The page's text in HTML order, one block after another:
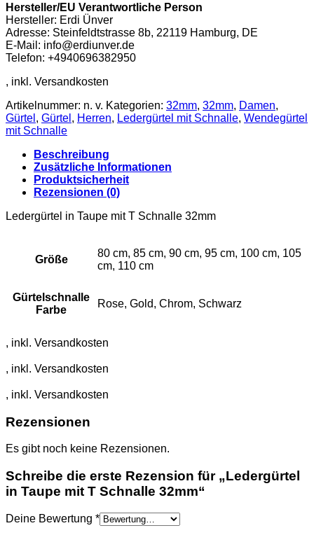
Hersteller/EU Verantwortliche Person
Hersteller: Erdi Ünver
Adresse: Steinfeldtstrasse 8b, 22119 Hamburg, DE
E-Mail: info@erdiunver.de
Telefon: +4940696382950
Artikelnummer: n. v. Kategorien: 32mm, 32mm, Damen,
Gürtel , Gürtel , Herren, Ledergürtel mit Schnalle, Wendegürtel
mit Schnalle
Beschreibung
Zusätzliche Informationen
Produktsicherheit
Rezensionen (0)
Ledergürtel in Taupe mit T Schnalle 32mm
Größe
80 cm, 85 cm, 90 cm, 95 cm, 100 cm, 105
cm, 110 cm
Gürtelschnalle
Farbe
Rose, Gold, Chrom, Schwarz
Rezensionen
Es gibt noch keine Rezensionen.
Schreibe die erste Rezension für „Ledergürtel
in Taupe mit T Schnalle 32mm“
Deine Bewertung *